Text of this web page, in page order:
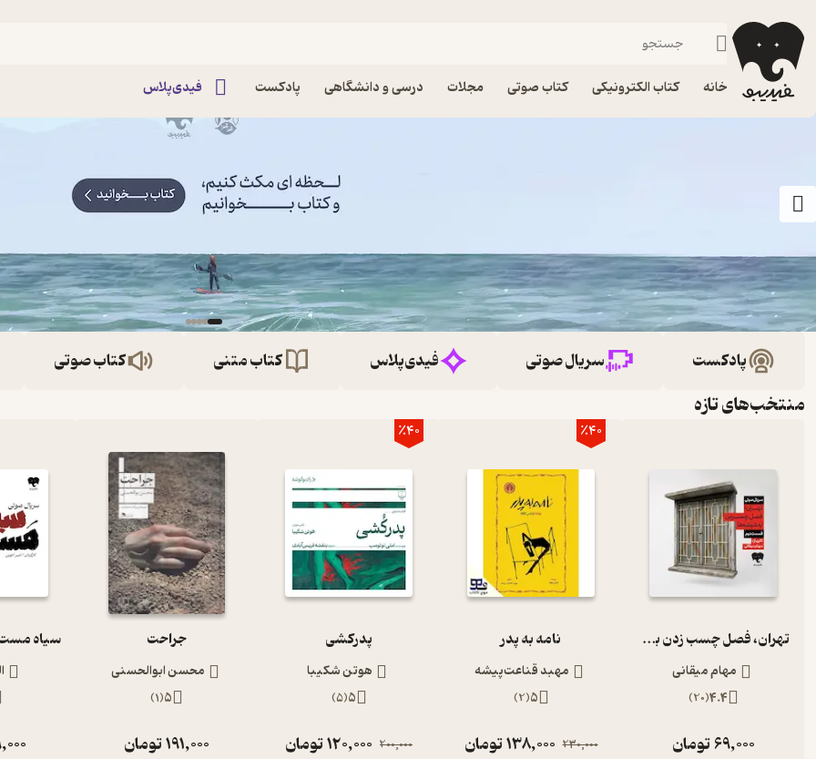
خانه کتاب الکترونیکی کتاب صوتی مجلات درسی و دانشگاهی پادکست فیدی‌پلاس
پادکست سریال صوتی فیدی‌پلاس کتاب متنی کتاب صوتی
منتخب‌های تازه
تهران، فصل چسب زدن به شیشه‌ها (قسمت دوم)
مهام میقانی
4.4
(
20
)
69,000تومان
٪40
نامه به پدر
مهبد قناعت‌پیشه
5
(
2
)
230,000
138,000تومان
٪40
پدرکشی
هوتن شکیبا
5
(
5
)
200,000
120,000تومان
جراحت
محسن ابوالحسنی
5
(
1
)
191,000تومان